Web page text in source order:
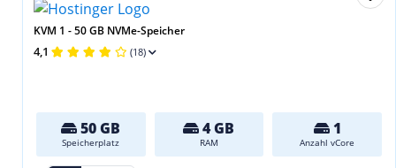
KVM 1 - 50 GB NVMe-Speicher
4,1 (18)
50 GB
Speicherplatz
4 GB
RAM
1
Anzahl vCore